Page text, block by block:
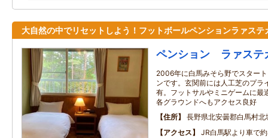
大自然の中でリセットしよう！フットボールペンションラァステ
ペンション ラァステ
2006年に白馬みそら野でスター
ンです。玄関前には人工芝のプラ
有。フットサルやミニゲームに最
各グラウンドへもアクセス良好
住所
長野県北安曇郡白馬村
アクセス
JR白馬駅より車で